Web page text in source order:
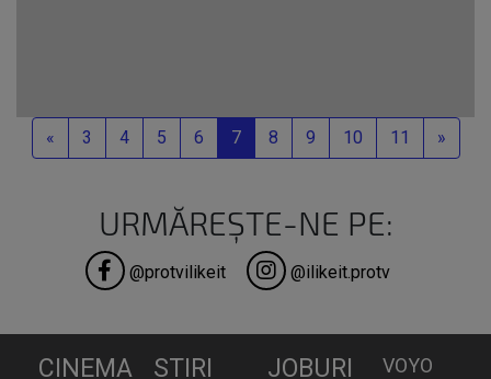
«Previous
3 4 5 6 7 8 9 10 11 »Next
URMĂREȘTE-NE PE:
@protvilikeit @ilikeit.protv
CINEMA STIRI
JOBURI
VOYO